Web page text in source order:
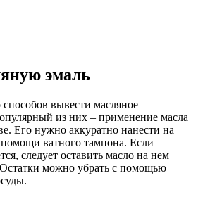
эмаль
вывести масляное
из них – применение масла
Его нужно аккуратно нанести на
ватного тампона. Если
следует оставить масло на нем
можно убрать с помощью